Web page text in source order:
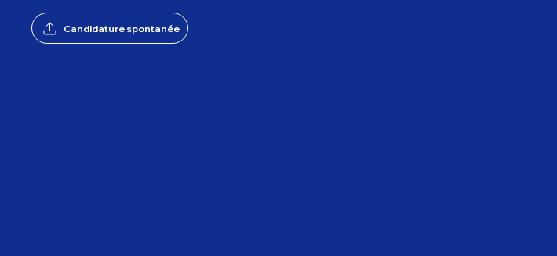
Candidature spontanée